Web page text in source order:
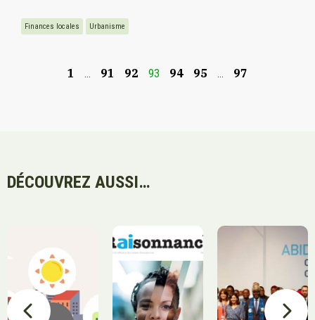
Finances locales Urbanisme
1 … 91 92 93 94 95 … 97
DÉCOUVREZ AUSSI…